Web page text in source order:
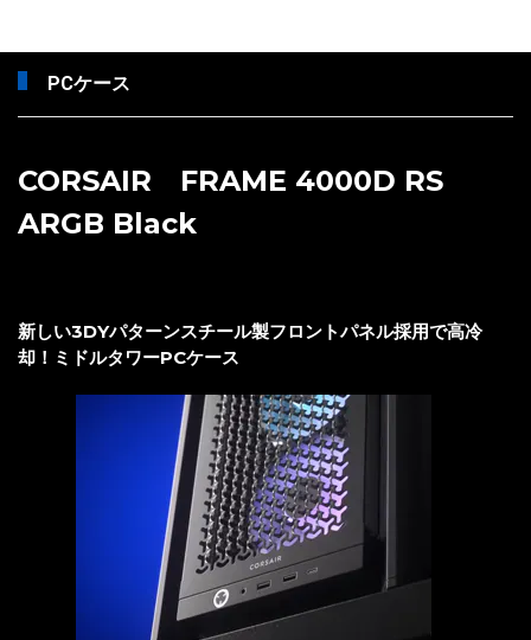
PCケース
CORSAIR FRAME 4000D RS
ARGB Black
新しい3DYパターンスチール製フロントパネル採用で高冷
却！ミドルタワーPCケース